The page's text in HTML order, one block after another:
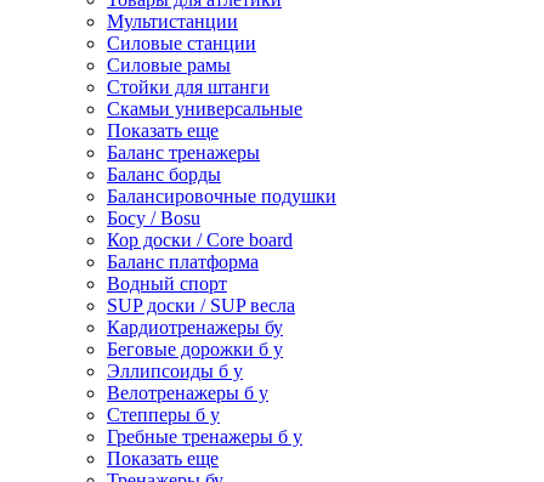
Мультистанции
Силовые станции
Силовые рамы
Стойки для штанги
Скамьи универсальные
Показать еще
Баланс тренажеры
Баланс борды
Балансировочные подушки
Босу / Bosu
Кор доски / Core board
Баланс платформа
Водный спорт
SUP доски / SUP весла
Кардиотренажеры бу
Беговые дорожки б у
Эллипсоиды б у
Велотренажеры б у
Степперы б у
Гребные тренажеры б у
Показать еще